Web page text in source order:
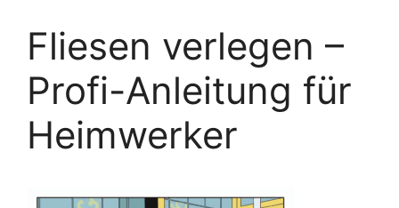
Fliesen verlegen –
Profi-Anleitung für
Heimwerker